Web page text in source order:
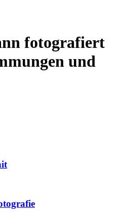
fotografiert
und